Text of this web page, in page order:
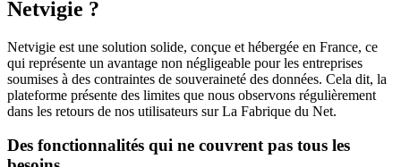
Netvigie ?
Netvigie est une solution solide, conçue et hébergée en France, ce
qui représente un avantage non négligeable pour les entreprises
soumises à des contraintes de souveraineté des données. Cela dit, la
plateforme présente des limites que nous observons régulièrement
dans les retours de nos utilisateurs sur La Fabrique du Net.
Des fonctionnalités qui ne couvrent pas tous les